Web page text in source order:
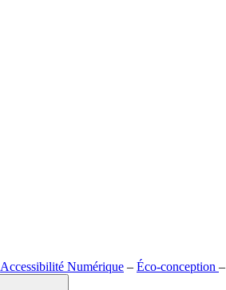
Accessibilité Numérique – Éco-conception –